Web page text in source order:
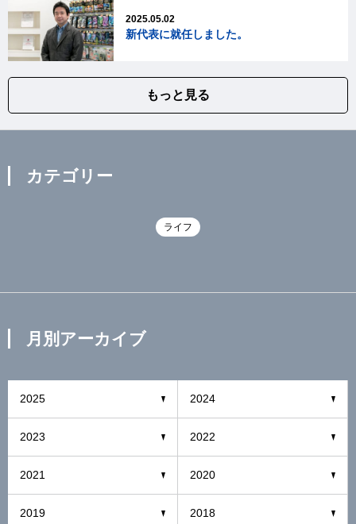
2025.05.02
新代表に就任しました。
もっと見る
カテゴリー
ライフ
月別アーカイブ
2025 2024
2023 2022
2021 2020
2019 2018